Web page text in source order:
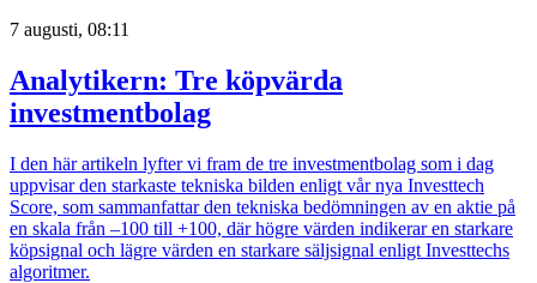
7 augusti, 08:11
Analytikern: Tre köpvärda
investmentbolag
I den här artikeln lyfter vi fram de tre investmentbolag som i dag
uppvisar den starkaste tekniska bilden enligt vår nya Investtech
Score, som sammanfattar den tekniska bedömningen av en aktie på
en skala från –100 till +100, där högre värden indikerar en starkare
köpsignal och lägre värden en starkare säljsignal enligt Investtechs
algoritmer.